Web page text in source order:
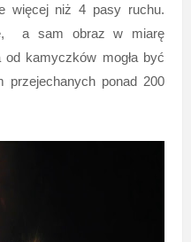
więcej niż 4 pasy ruchu.
a sam obraz w miarę
kamyczków mogła być
ponad 200